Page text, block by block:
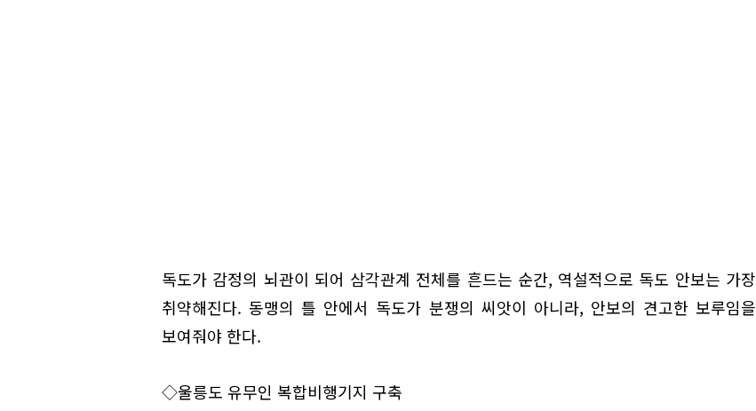
독도가 감정의 뇌관이 되어 삼각관계 전체를 흔드는 순간, 역설적으로 독도 안보는 가장
취약해진다. 동맹의 틀 안에서 독도가 분쟁의 씨앗이 아니라, 안보의 견고한 보루임을
보여줘야 한다.
◇울릉도 유무인 복합비행기지 구축